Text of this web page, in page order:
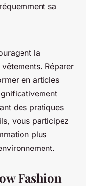
sa
la
Réparer
en articles
des pratiques
vous participez
plus
Fashion